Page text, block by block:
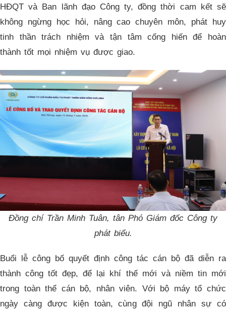
HĐQT và Ban lãnh đạo Công ty, đồng thời cam kết sẽ
không ngừng học hỏi, nâng cao chuyên môn, phát huy
tinh thần trách nhiệm và tận tâm cống hiến để hoàn
thành tốt mọi nhiệm vụ được giao.
Đồng chí Trần Minh Tuân, tân Phó Giám đốc Công ty
phát biểu.
Buổi lễ công bố quyết định công tác cán bộ đã diễn ra
thành công tốt đẹp, để lại khí thế mới và niềm tin mới
trong toàn thể cán bộ, nhân viên. Với bộ máy tổ chức
ngày càng được kiện toàn, cùng đội ngũ nhân sự có